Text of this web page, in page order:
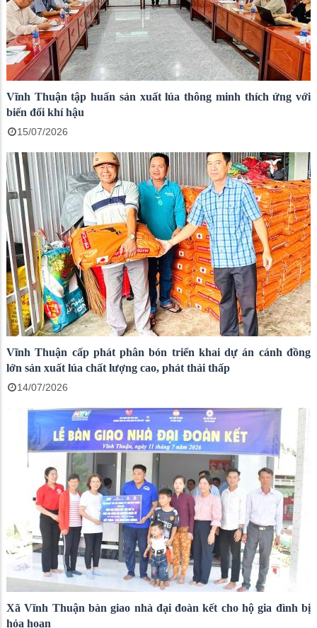
Vĩnh Thuận tập huấn sản xuất lúa thông minh thích ứng với
biến đổi khí hậu
15/07/2026
Vĩnh Thuận cấp phát phân bón triển khai dự án cánh đồng
lớn sản xuất lúa chất lượng cao, phát thải thấp
14/07/2026
Xã Vĩnh Thuận bàn giao nhà đại đoàn kết cho hộ gia đình bị
hỏa hoạn